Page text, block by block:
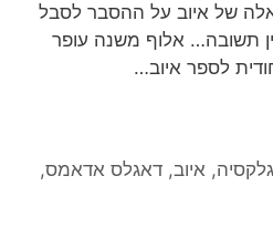
של איוב על ההסבר לסבל
– אין תשובה… אלוף משנה עופר
לספר איוב…
, איוב,דאגלס אדאמס,